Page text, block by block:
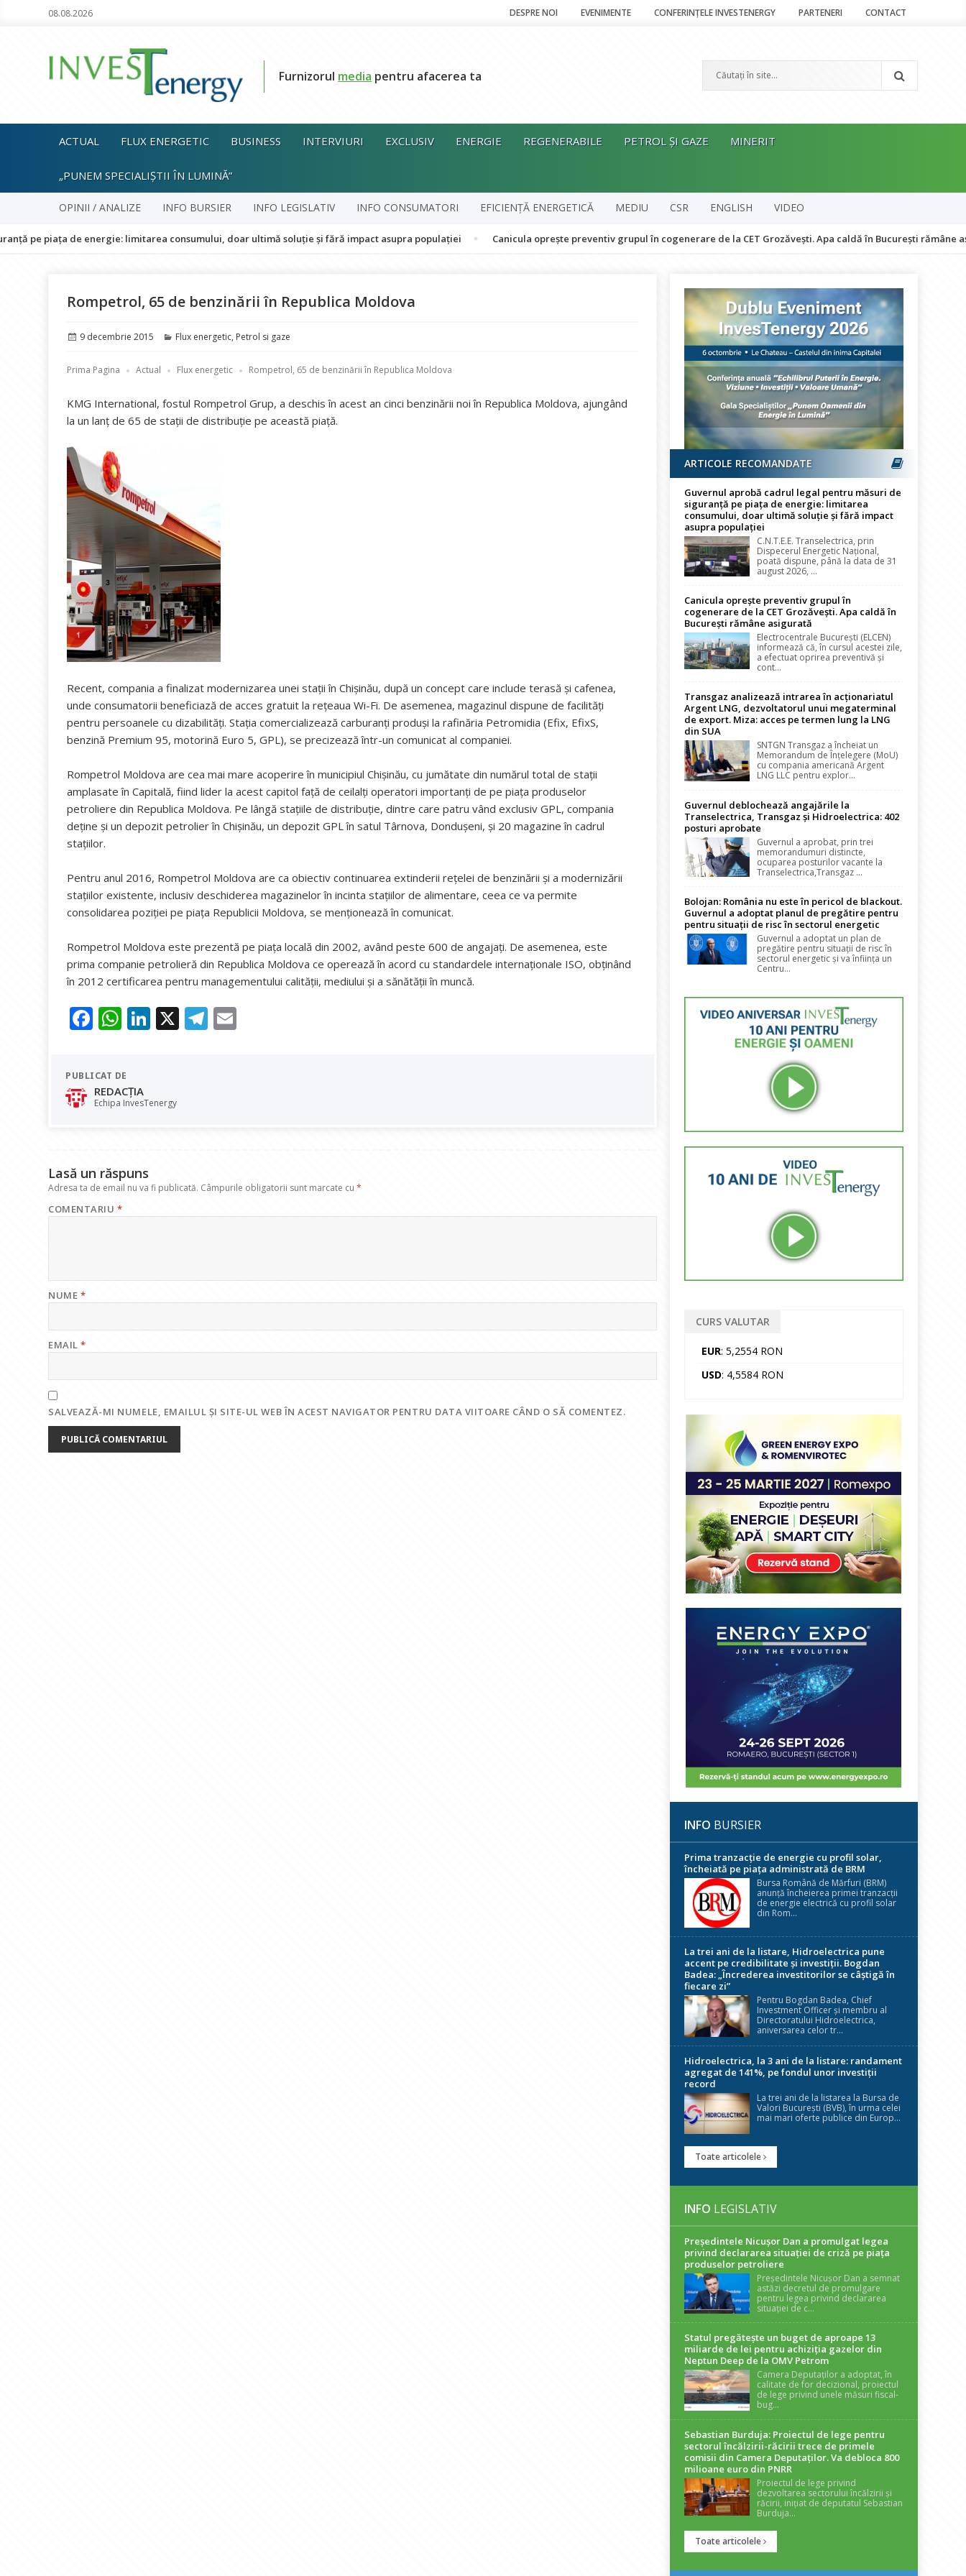
08.08.2026 DESPRE NOI EVENIMENTE CONFERINȚELE INVESTENERGY PARTENERI CONTACT
Furnizorul media pentru afacerea ta
ACTUAL FLUX ENERGETIC BUSINESS INTERVIURI EXCLUSIV ENERGIE REGENERABILE PETROL ȘI GAZE MINERIT
„PUNEM SPECIALIȘTII ÎN LUMINĂ”
OPINII / ANALIZE INFO BURSIER INFO LEGISLATIV INFO CONSUMATORI EFICIENȚĂ ENERGETICĂ MEDIU CSR ENGLISH VIDEO
de energie: limitarea consumului, doar ultimă soluție și fără impact asupra populației Canicula oprește preventiv grupul în cogenerare de la CET Grozăvești. Apa caldă în București rămâne asigurată
Rompetrol, 65 de benzinării în Republica Moldova
Publicat
9 decembrie 2015 Categorii
Flux energetic, Petrol si gaze
Prima Pagina Actual Flux energetic Rompetrol, 65 de benzinării în Republica Moldova
KMG International, fostul Rompetrol Grup, a deschis în acest an cinci benzinării noi în Republica Moldova, ajungând
la un lanţ de 65 de staţii de distribuţie pe această piaţă.
Recent, compania a finalizat modernizarea unei staţii în Chişinău, după un concept care include terasă şi cafenea,
unde consumatorii beneficiază de acces gratuit la reţeaua Wi-Fi. De asemenea, magazinul dispune de facilităţi
pentru persoanele cu dizabilităţi. Staţia comercializează carburanţi produşi la rafinăria Petromidia (Efix, EfixS,
benzină Premium 95, motorină Euro 5, GPL), se precizează într-un comunicat al companiei.
Rompetrol Moldova are cea mai mare acoperire în municipiul Chişinău, cu jumătate din numărul total de staţii
amplasate în Capitală, fiind lider la acest capitol faţă de ceilalţi operatori importanţi de pe piaţa produselor
petroliere din Republica Moldova. Pe lângă staţiile de distribuţie, dintre care patru vând exclusiv GPL, compania
deţine şi un depozit petrolier în Chişinău, un depozit GPL în satul Târnova, Donduşeni, şi 20 magazine în cadrul
staţiilor.
Pentru anul 2016, Rompetrol Moldova are ca obiectiv continuarea extinderii reţelei de benzinării şi a modernizării
staţiilor existente, inclusiv deschiderea magazinelor în incinta staţiilor de alimentare, ceea ce va permite
consolidarea poziţiei pe piaţa Republicii Moldova, se menționează în comunicat.
Rompetrol Moldova este prezentă pe piaţa locală din 2002, având peste 600 de angajaţi. De asemenea, este
prima companie petrolieră din Republica Moldova ce operează în acord cu standardele internaţionale ISO, obţinând
în 2012 certificarea pentru managementului calităţii, mediului şi a sănătăţii în muncă.
F
e
b
o
W
at
s
A
Li
dI
X T
PUBLICAT DE
REDACȚIA
Echipa InvesTenergy
Lasă un răspuns
Adresa ta de email nu va fi publicată. Câmpurile obligatorii sunt marcate cu*
COMENTARIU *
NUME *
EMAIL*
SALVEAZĂ-MI NUMELE, EMAILUL ȘI SITE-UL WEB ÎN ACEST NAVIGATOR PENTRU DATA VIITOARE CÂND O SĂ COMENTEZ.
ARTICOLE RECOMANDATE
Guvernul aprobă cadrul legal pentru măsuri de
siguranță pe piața de energie: limitarea
consumului, doar ultimă soluție și fără impact
asupra populației
C.N.T.E.E. Transelectrica, prin
Dispecerul Energetic Național,
poată dispune, până la data de 31
august 2026, ...
Canicula oprește preventiv grupul în
cogenerare de la CET Grozăvești. Apa caldă în
București rămâne asigurată
Electrocentrale București (ELCEN)
informează că, în cursul acestei zile,
a efectuat oprirea preventivă și
cont...
Transgaz analizează intrarea în acționariatul
Argent LNG, dezvoltatorul unui megaterminal
de export. Miza: acces pe termen lung la LNG
din SUA
SNTGN Transgaz a încheiat un
Memorandum de Înțelegere (MoU)
cu compania americană Argent
LNG LLC pentru explor...
Guvernul deblochează angajările la
Transelectrica, Transgaz și Hidroelectrica: 402
posturi aprobate
Guvernul a aprobat, prin trei
memorandumuri distincte,
ocuparea posturilor vacante la
Transelectrica,Transgaz ...
Bolojan: România nu este în pericol de blackout.
Guvernul a adoptat planul de pregătire pentru
pentru situații de risc în sectorul energetic
Guvernul a adoptat un plan de
pregătire pentru situații de risc în
sectorul energetic și va înființa un
Centru...
CURS VALUTAR
EUR: 5,2554 RON
USD: 4,5584 RON
INFO BURSIER
Prima tranzacție de energie cu profil solar,
încheiată pe piața administrată de BRM
Bursa Română de Mărfuri (BRM)
anunță încheierea primei tranzacții
de energie electrică cu profil solar
din Rom...
La trei ani de la listare, Hidroelectrica pune
accent pe credibilitate și investiții. Bogdan
Badea: „Încrederea investitorilor se câștigă în
fiecare zi”
Pentru Bogdan Badea, Chief
Investment Officer și membru al
Directoratului Hidroelectrica,
aniversarea celor tr...
Hidroelectrica, la 3 ani de la listare: randament
agregat de 141%, pe fondul unor investiții
record
La trei ani de la listarea la Bursa de
Valori București (BVB), în urma celei
mai mari oferte publice din Europ...
Toate articolele
INFO LEGISLATIV
Președintele Nicuşor Dan a promulgat legea
privind declararea situaţiei de criză pe piaţa
produselor petroliere
Președintele Nicușor Dan a semnat
astăzi decretul de promulgare
pentru legea privind declararea
situației de c...
Statul pregătește un buget de aproape 13
miliarde de lei pentru achiziția gazelor din
Neptun Deep de la OMV Petrom
Camera Deputaților a adoptat, în
calitate de for decizional, proiectul
de lege privind unele măsuri fiscal-
bug...
Sebastian Burduja: Proiectul de lege pentru
sectorul încălzirii-răcirii trece de primele
comisii din Camera Deputaților. Va debloca 800
milioane euro din PNRR
Proiectul de lege privind
dezvoltarea sectorului încălzirii și
răcirii, inițiat de deputatul Sebastian
Burduja...
Toate articolele